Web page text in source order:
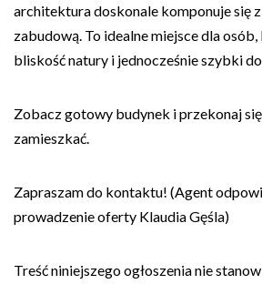
architektura doskonale komponuje się
zabudową. To idealne miejsce dla
bliskość natury i jednocześnie szybki
Zobacz gotowy budynek i przekonaj
zamieszkać.
Zapraszam do kontaktu! (Agent
prowadzenie oferty Klaudia Gęśla)
Treść niniejszego ogłoszenia nie